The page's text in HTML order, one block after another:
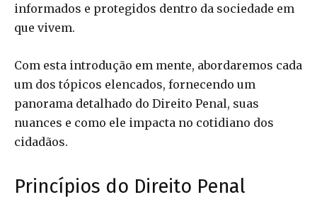
informados e protegidos dentro da sociedade em
que vivem.
Com esta introdução em mente, abordaremos cada
um dos tópicos elencados, fornecendo um
panorama detalhado do Direito Penal, suas
nuances e como ele impacta no cotidiano dos
cidadãos.
Princípios do Direito Penal